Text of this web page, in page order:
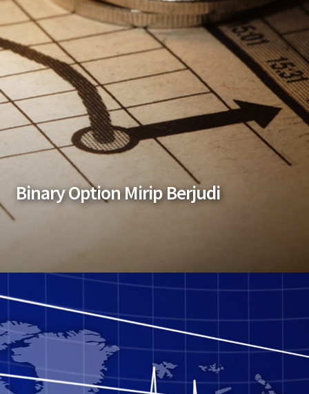
Binary Option Mirip Berjudi